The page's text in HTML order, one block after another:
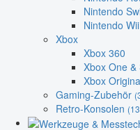
Nintendo
Nintendo
Xbox
Xbox 360
Xbox One &
Xbox
Gaming-Zubehör
Retro-Konsolen